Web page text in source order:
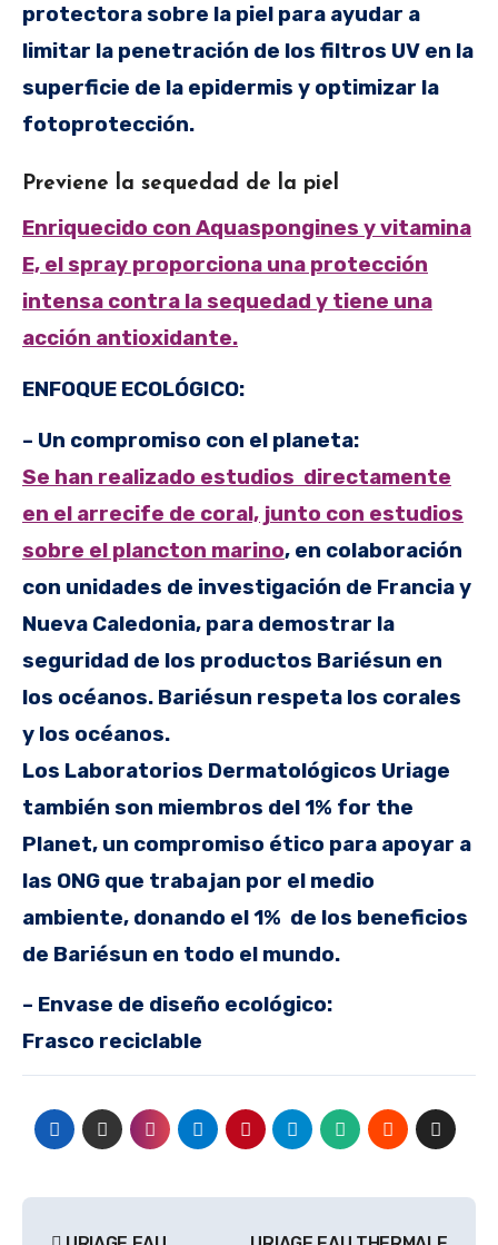
protectora sobre la piel para ayudar a
limitar la penetración de los filtros UV en la
superficie de la epidermis y optimizar la
fotoprotección.
Previene la sequedad de la piel
Enriquecido con Aquaspongines y vitamina
E, el spray proporciona una protección
intensa contra la sequedad y tiene una
acción antioxidante.
ENFOQUE ECOLÓGICO:
– Un compromiso con el planeta:
Se han realizado estudios directamente
en el arrecife de coral, junto con estudios
sobre el plancton marino, en colaboración
con unidades de investigación de Francia y
Nueva Caledonia, para demostrar la
seguridad de los productos Bariésun en
los océanos. Bariésun respeta los corales
y los océanos.
Los Laboratorios Dermatológicos Uriage
también son miembros del 1% for the
Planet, un compromiso ético para apoyar a
las ONG que trabajan por el medio
ambiente, donando el 1% de los beneficios
de Bariésun en todo el mundo.
– Envase de diseño ecológico:
Frasco reciclable